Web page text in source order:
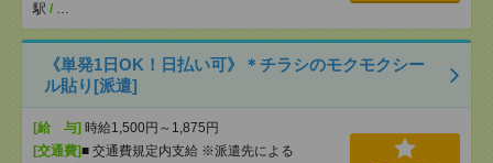
駅 / …
《単発1日OK！日払い可》＊チラシのモクモクシー
ル貼り[派遣]
[給 与] 時給1,500円～1,875円
[交通費]■ 交通費規定内支給 ※派遣先による